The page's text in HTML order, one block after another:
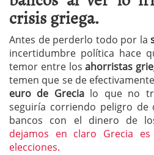
crisis griega.
Antes de perderlo todo por la
incertidumbre política hace
temor entre losahorristas
temen que se de
euro de Grecialo que no
seguiría corriendo peligro de
bancos con el dinero de
dejamos en claro Grecia
elecciones.